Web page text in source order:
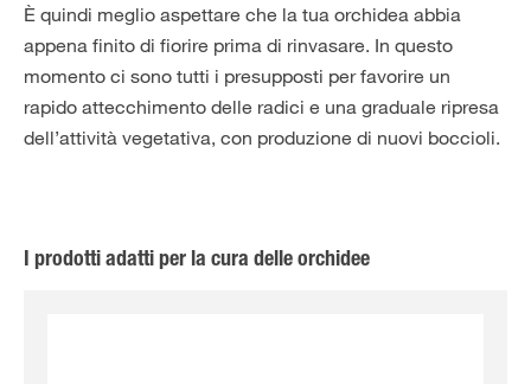
È quindi meglio aspettare che la tua orchidea abbia
appena finito di fiorire prima di rinvasare. In questo
momento ci sono tutti i presupposti per favorire un
rapido attecchimento delle radici e una graduale ripresa
dell’attività vegetativa, con produzione di nuovi boccioli.
I prodotti adatti per la cura delle orchidee